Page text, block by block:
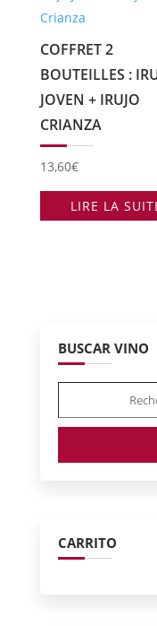
COFFRET 2
BOUTEILLES :
JOVEN + IRUJO
CRIANZA
13,60€
LIRE LA
BUSCAR VINO
CARRITO